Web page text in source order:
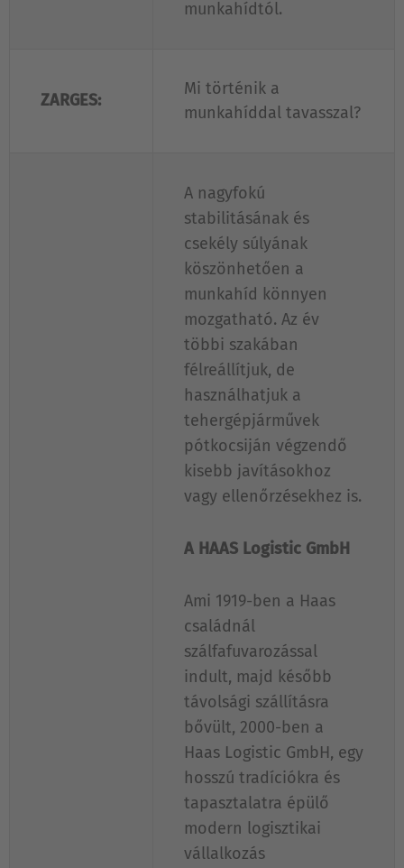
munkahídtól.
ZARGES:
Mi történik a
munkahíddal tavasszal?
A nagyfokú
stabilitásának és
csekély súlyának
köszönhetően a
munkahíd könnyen
mozgatható. Az év
többi szakában
félreállítjuk, de
használhatjuk a
tehergépjárművek
pótkocsiján végzendő
kisebb javításokhoz
vagy ellenőrzésekhez is.
A HAAS Logistic GmbH
Ami 1919-ben a Haas
családnál
szálfafuvarozással
indult, majd később
távolsági szállításra
bővült, 2000-ben a
Haas Logistic GmbH, egy
hosszú tradíciókra és
tapasztalatra épülő
modern logisztikai
vállalkozás